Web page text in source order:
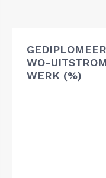
WO-
WERK (%)